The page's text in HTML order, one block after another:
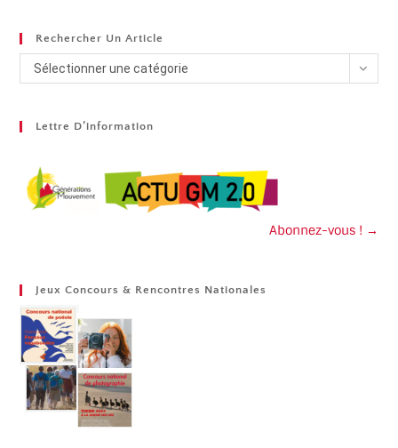
Rechercher Un Article
Sélectionner une catégorie
Lettre D’information
Abonnez-vous ! →
Jeux Concours & Rencontres Nationales